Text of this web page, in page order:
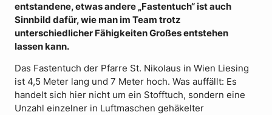
entstandene, etwas andere „Fastentuch“ ist auch
Sinnbild dafür, wie man im Team trotz
unterschiedlicher Fähigkeiten Großes entstehen
lassen kann.
Das Fastentuch der Pfarre St. Nikolaus in Wien Liesing
ist 4,5 Meter lang und 7 Meter hoch. Was auffällt: Es
handelt sich hier nicht um ein Stofftuch, sondern eine
Unzahl einzelner in Luftmaschen gehäkelter